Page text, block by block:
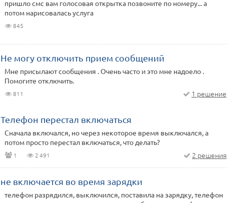
пришло смс вам голосовая открытка позвоните по номеру... а
потом нарисовалась услуга
845
Не могу отключить прием сообщений
Мне присылают сообщения . Очень часто и это мне надоело .
Помогите отключить.
811 1 решение
Телефон перестал включаться
Сначала включался, но через некоторое время выключался, а
потом просто перестал включаться, что делать?
1 2 491 2 решения
не включается во время зарядки
телефон разрядился, выключился, поставила на зарядку, телефон